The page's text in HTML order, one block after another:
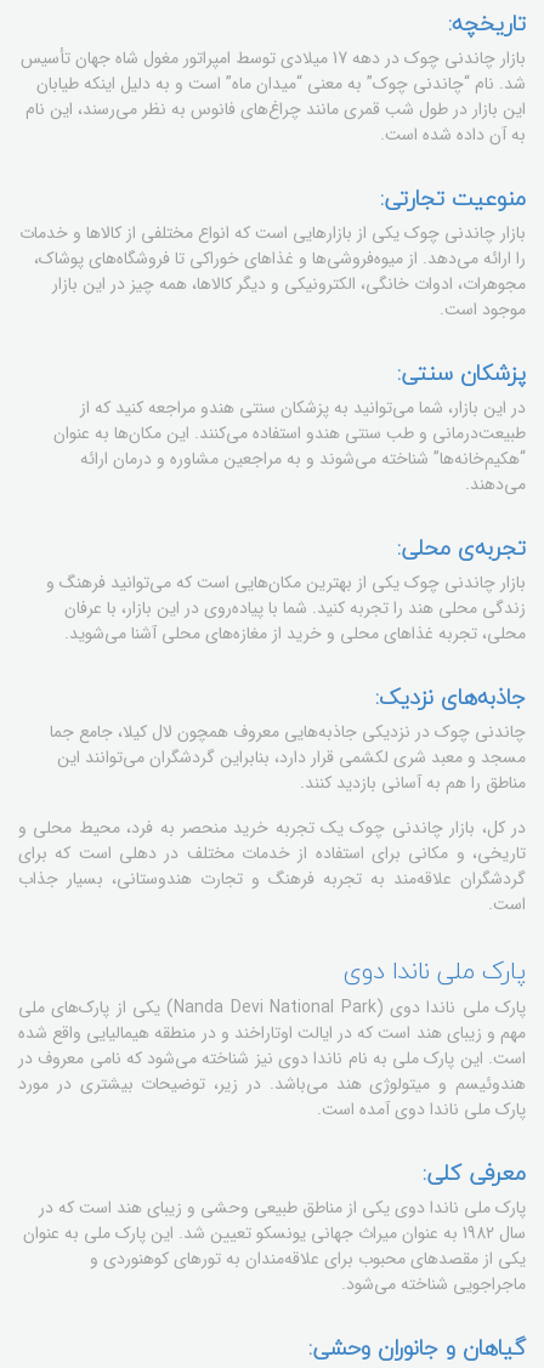
تاریخچه:
بازار چاندنی چوک در دهه 17 میلادی توسط امپراتور مغول شاه جهان تأسیس
شد. نام “چاندنی چوک” به معنی “میدان ماه” است و به دلیل اینکه طیابان
این بازار در طول شب قمری مانند چراغ‌های فانوس به نظر می‌رسند، این نام
به آن داده شده است.
منوعیت تجارتی:
بازار چاندنی چوک یکی از بازارهایی است که انواع مختلفی از کالاها و خدمات
را ارائه می‌دهد. از میوه‌فروشی‌ها و غذاهای خوراکی تا فروشگاه‌های پوشاک،
مجوهرات، ادوات خانگی، الکترونیکی و دیگر کالاها، همه چیز در این بازار
موجود است.
پزشکان سنتی:
در این بازار، شما می‌توانید به پزشکان سنتی هندو مراجعه کنید که از
طبیعت‌درمانی و طب سنتی هندو استفاده می‌کنند. این مکان‌ها به عنوان
“هکیم‌خانه‌ها” شناخته می‌شوند و به مراجعین مشاوره و درمان ارائه
می‌دهند.
تجربه‌ی محلی:
بازار چاندنی چوک یکی از بهترین مکان‌هایی است که می‌توانید فرهنگ و
زندگی محلی هند را تجربه کنید. شما با پیاده‌روی در این بازار، با عرفان
محلی، تجربه غذاهای محلی و خرید از مغازه‌های محلی آشنا می‌شوید.
جاذبه‌های نزدیک:
چاندنی چوک در نزدیکی جاذبه‌هایی معروف همچون لال کیلا، جامع جما
مسجد و معبد شری لکشمی قرار دارد، بنابراین گردشگران می‌توانند این
مناطق را هم به آسانی بازدید کنند.
در کل، بازار چاندنی چوک یک تجربه خرید منحصر به فرد، محیط محلی و
تاریخی، و مکانی برای استفاده از خدمات مختلف در دهلی است که برای
گردشگران علاقه‌مند به تجربه فرهنگ و تجارت هندوستانی، بسیار جذاب
است.
پارک ملی ناندا دوی
پارک ملی ناندا دوی (Nanda Devi National Park) یکی از پارک‌های ملی
مهم و زیبای هند است که در ایالت اوتاراخند و در منطقه هیمالیایی واقع شده
است. این پارک ملی به نام ناندا دوی نیز شناخته می‌شود که نامی معروف در
هندوئیسم و میتولوژی هند می‌باشد. در زیر، توضیحات بیشتری در مورد
پارک ملی ناندا دوی آمده است.
معرفی کلی:
پارک ملی ناندا دوی یکی از مناطق طبیعی وحشی و زیبای هند است که در
سال 1982 به عنوان میراث جهانی یونسکو تعیین شد. این پارک ملی به عنوان
یکی از مقصدهای محبوب برای علاقه‌مندان به تورهای کوهنوردی و
ماجراجویی شناخته می‌شود.
گیاهان و جانوران وحشی: